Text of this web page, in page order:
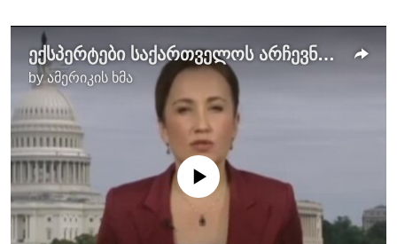
ექსპერტები საქართველოს არჩევნებზე
byამერიკის ხმა
No media source currently available